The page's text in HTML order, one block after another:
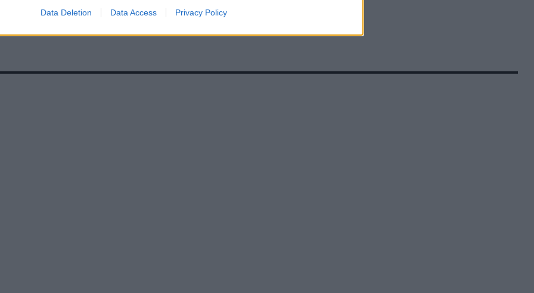
Data Deletion Data Access Privacy Policy